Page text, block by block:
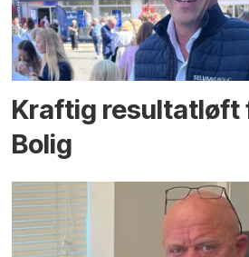
Kraftig resultatløft
Bolig